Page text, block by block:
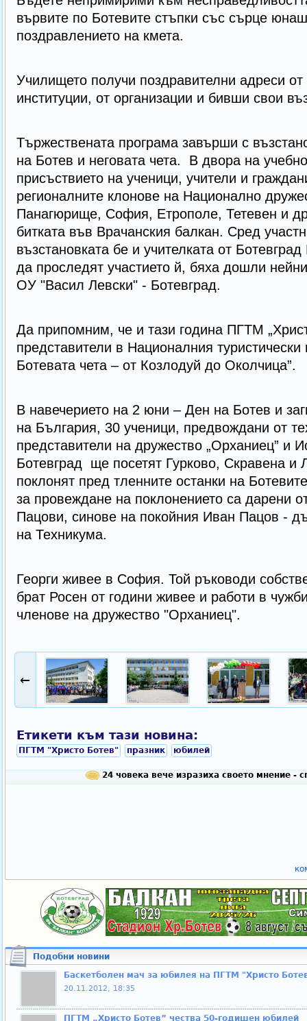
вървите по Ботевите стъпки със сърце
поздравлението на кмета.
Училището получи поздравителни адреси от
институции, от организации и бивши свои
Тържествената програма завърши с
на Ботев и неговата чета. В двора на
присъствието на ученици, учители и
регионалните клонове на Национално
Панагюрище, София, Етрополе, Тетевен и
битката във Врачанския балкан. Сред
възстановката бе и учителката от
да проследят участието й, бяха дошли
ОУ "Васил Левски" - Ботевград.
Да припомним, че и тази година ПГТМ
представители в Националния
Ботевата чета – от Козлодуй до Околчица”.
В навечерието на 2 юни – Ден на Ботев и
на България, 30 ученици, предвождани от
представители на дружество „Орханиец” и
Ботевград ще посетят Гурково, Скравена и
поклонят пред тленните останки на
за провеждане на поклонението са дарени
Пацови, синове на покойния Иван Пацов -
на Техникума.
Георги живее в София. Той ръководи
брат Росен от години живее и работи в
членове на дружество "Орханиец".
←
Етикети към тази новина:
ПГТМ "Христо Ботев" празник юбилей
24 човека вече изразиха своето мнение -
Подобни новини
Баскетболен мач за юбилея на ПГТМ "Христо
20.11.2012, 18:35
ПГТМ „Христо Ботев” чества 50-годишен юбилей